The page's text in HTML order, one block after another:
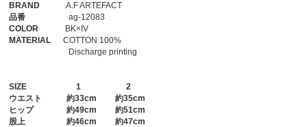
BRAND A.F ARTEFACT
品番 ag-12083
COLOR BK×IV
MATERIAL COTTON 100%
Discharge printing
SIZE 1
2
ウエスト
約33cm 約35cm
ヒップ約49cm 約51cm
股上 約46cm 約47cm